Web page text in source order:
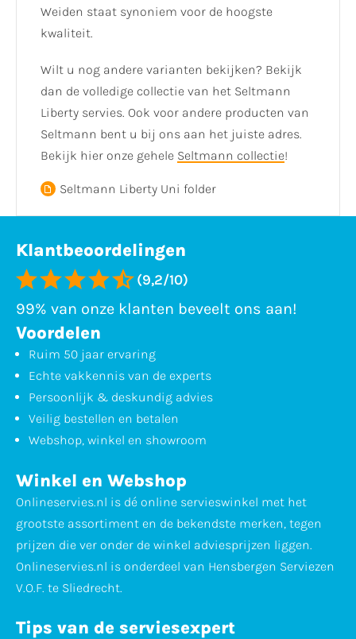
Weiden staat synoniem voor de hoogste
kwaliteit.
Wilt u nog andere varianten bekijken? Bekijk
dan de volledige collectie van het Seltmann
Liberty servies. Ook voor andere producten van
Seltmann bent u bij ons aan het juiste adres.
Bekijk hier onze gehele Seltmann collectie!
Seltmann Liberty Uni folder
Klantbeoordelingen
(9,2/10)
99% van onze klanten beveelt ons aan!
Voordelen
Ruim 50 jaar ervaring
Echte vakkennis van de experts
Persoonlijk & deskundig advies
Veilig bestellen en betalen
Webshop, winkel en showroom
Winkel en Webshop
Onlineservies.nl is dé online servieswinkel met het
grootste assortiment en de bekendste merken, tegen
prijzen die ver onder de winkel adviesprijzen liggen.
Onlineservies.nl is onderdeel van Hensbergen Serviezen
V.O.F. te Sliedrecht.
Tips van de serviesexpert